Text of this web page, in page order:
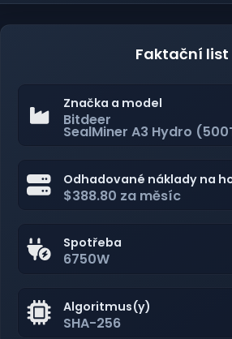
Faktační list
Značka a model
Bitdeer
SealMiner A3 Hydro
Odhadované náklady na
$388.80 za měsíc
Spotřeba
6750W
Algoritmus(y)
SHA-256